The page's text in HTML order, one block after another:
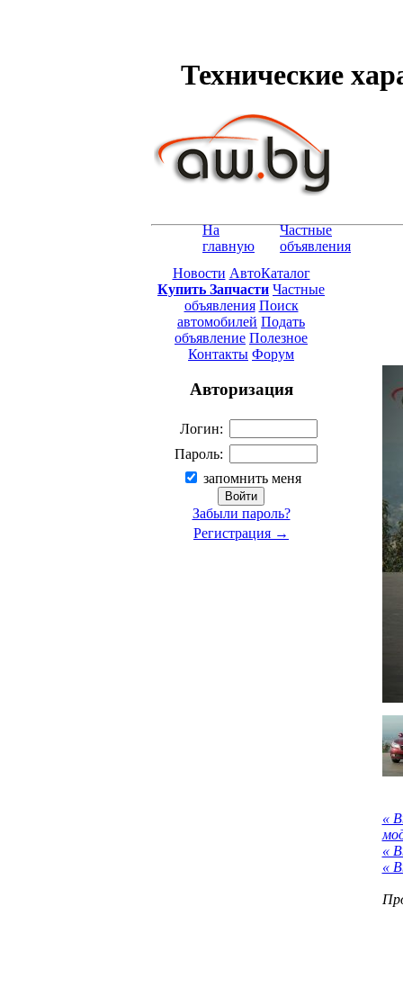
Технические
На
главную
Частные
объявления
Новости АвтоКаталог
Купить Запчасти Частные
объявления Поиск
автомобилей Подать
объявление Полезное
Контакты Форум
Авторизация
Логин:
Пароль:
запомнить меня
Забыли пароль?
Регистрация →
«
«
«